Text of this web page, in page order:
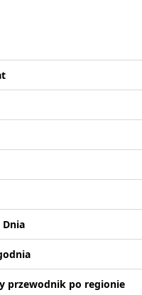
Dnia
przewodnik po regionie